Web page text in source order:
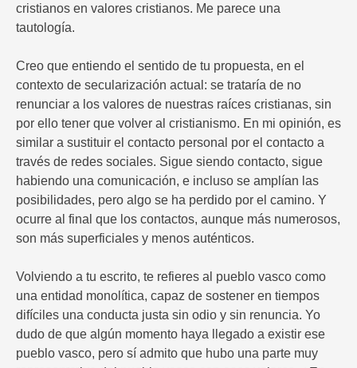
cristianos en valores cristianos. Me parece una
tautología.
Creo que entiendo el sentido de tu propuesta, en el
contexto de secularización actual: se trataría de no
renunciar a los valores de nuestras raíces cristianas, sin
por ello tener que volver al cristianismo. En mi opinión, es
similar a sustituir el contacto personal por el contacto a
través de redes sociales. Sigue siendo contacto, sigue
habiendo una comunicación, e incluso se amplían las
posibilidades, pero algo se ha perdido por el camino. Y
ocurre al final que los contactos, aunque más numerosos,
son más superficiales y menos auténticos.
Volviendo a tu escrito, te refieres al pueblo vasco como
una entidad monolítica, capaz de sostener en tiempos
difíciles una conducta justa sin odio y sin renuncia. Yo
dudo de que algún momento haya llegado a existir ese
pueblo vasco, pero sí admito que hubo una parte muy